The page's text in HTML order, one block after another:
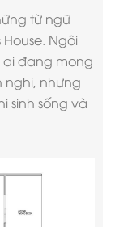
từ ngữ
Ngôi
ai đang mong
nghi, nhưng
sinh sống và